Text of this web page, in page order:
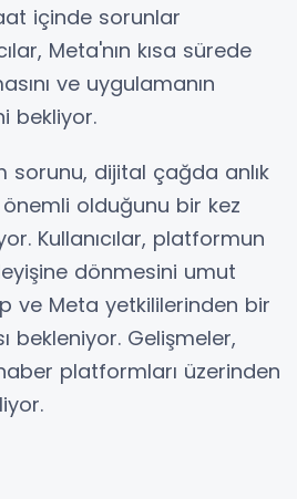
içinde sorunlar
Meta'nın kısa sürede
ve uygulamanın
bekliyor.
sorunu, dijital çağda anlık
olduğunu bir kez
Kullanıcılar, platformun
dönmesini umut
ve Meta yetkililerinden bir
bekleniyor. Gelişmeler,
platformları üzerinden